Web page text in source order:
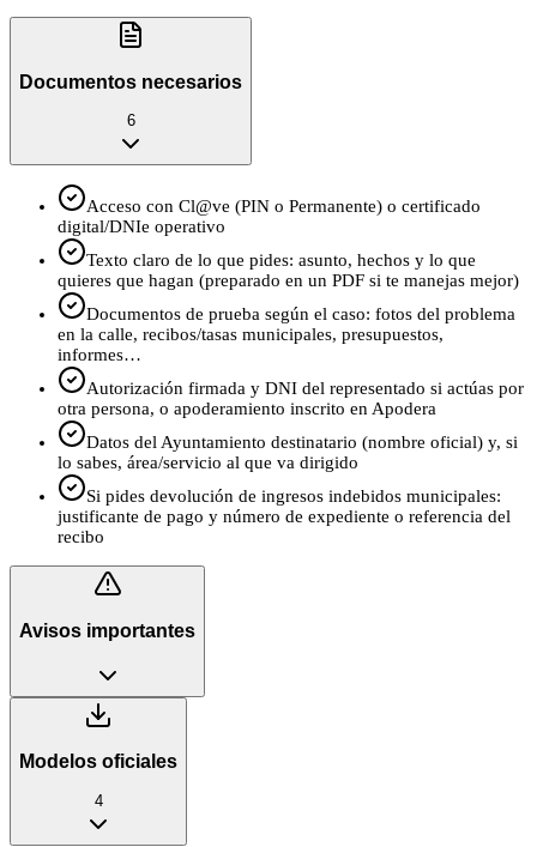
Documentos necesarios
6
Acceso con Cl@ve (PIN o Permanente) o certificado
digital/DNIe operativo
Texto claro de lo que pides: asunto, hechos y lo que
quieres que hagan (preparado en un PDF si te manejas mejor)
Documentos de prueba según el caso: fotos del problema
en la calle, recibos/tasas municipales, presupuestos,
informes…
Autorización firmada y DNI del representado si actúas por
otra persona, o apoderamiento inscrito en Apodera
Datos del Ayuntamiento destinatario (nombre oficial) y, si
lo sabes, área/servicio al que va dirigido
Si pides devolución de ingresos indebidos municipales:
justificante de pago y número de expediente o referencia del
recibo
Avisos importantes
Modelos oficiales
4